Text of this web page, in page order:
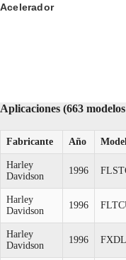
Acelerador
Aplicaciones (663
Fabricante Año
Harley
Davidson
1996
Harley
Davidson
1996
Harley
Davidson
1996